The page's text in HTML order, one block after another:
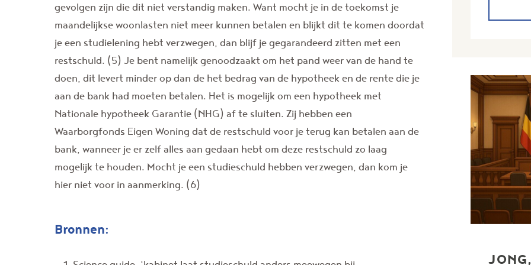
gevolgen zijn die dit niet verstandig maken. Want mocht je in de toekomst je
maandelijkse woonlasten niet meer kunnen betalen en blijkt dit te komen doordat
je een studielening hebt verzwegen, dan blijf je gegarandeerd zitten met een
restschuld. (5) Je bent namelijk genoodzaakt om het pand weer van de hand te
doen, dit levert minder op dan de het bedrag van de hypotheek en de rente die je
aan de bank had moeten betalen. Het is mogelijk om een hypotheek met
Nationale hypotheek Garantie (NHG) af te sluiten. Zij hebben een
Waarborgfonds Eigen Woning dat de restschuld voor je terug kan betalen aan de
bank, wanneer je er zelf alles aan gedaan hebt om deze restschuld zo laag
mogelijk te houden. Mocht je een studieschuld hebben verzwegen, dan kom je
hier niet voor in aanmerking. (6)
Bronnen: